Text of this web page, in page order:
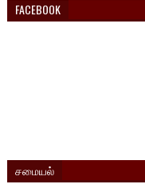
FACEBOOK
சமையல்